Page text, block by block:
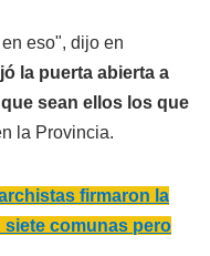
eso", dijo en
la puerta abierta a
sean ellos los que
la Provincia.
firmaron la
siete comunas pero